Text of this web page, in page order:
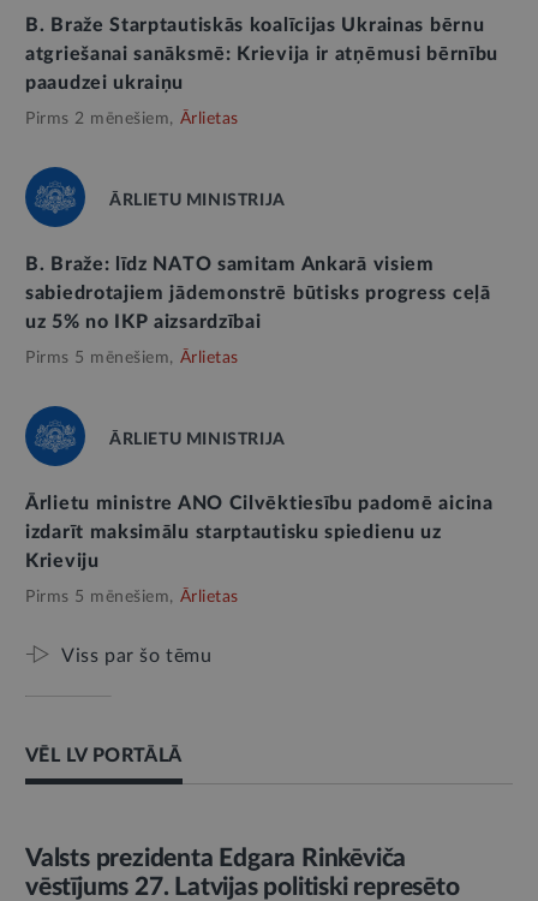
B. Braže Starptautiskās koalīcijas Ukrainas bērnu
atgriešanai sanāksmē: Krievija ir atņēmusi bērnību
paaudzei ukraiņu
Pirms 2 mēnešiem, Ārlietas
ĀRLIETU MINISTRIJA
B. Braže: līdz NATO samitam Ankarā visiem
sabiedrotajiem jādemonstrē būtisks progress ceļā
uz 5% no IKP aizsardzībai
Pirms 5 mēnešiem, Ārlietas
ĀRLIETU MINISTRIJA
Ārlietu ministre ANO Cilvēktiesību padomē aicina
izdarīt maksimālu starptautisku spiedienu uz
Krieviju
Pirms 5 mēnešiem, Ārlietas
Viss par šo tēmu
VĒL LV PORTĀLĀ
AMATPERSONAS RUNA
Valsts prezidenta Edgara Rinkēviča
vēstījums 27. Latvijas politiski represēto